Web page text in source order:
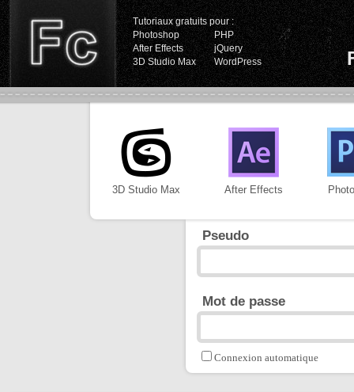
Tutoriaux gratuits pour :
Photoshop
PHP
After Effects
jQuery
3D Studio Max
WordPress
3D Studio Max After Effects
Pseudo
Mot de passe
Connexion automatique